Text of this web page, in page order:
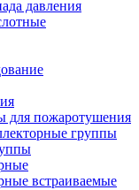
давления
для пожаротушения
группы
встраиваемые